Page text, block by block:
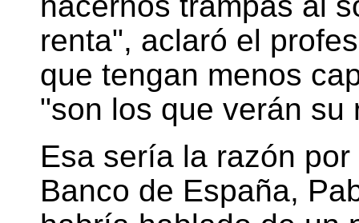
renta", aclaró el
que tengan menos
"son los que verán su
Esa sería la razón
Banco de España,